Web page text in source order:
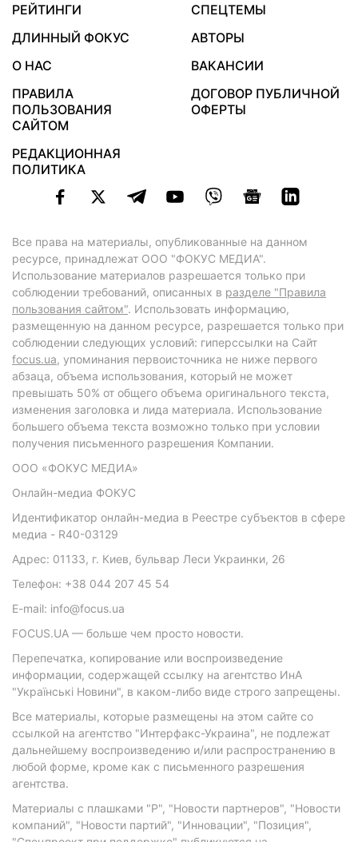
РЕЙТИНГИ
СПЕЦТЕМЫ
ДЛИННЫЙ ФОКУС
АВТОРЫ
О НАС
ВАКАНСИИ
ПРАВИЛА
ПОЛЬЗОВАНИЯ
САЙТОМ
ДОГОВОР ПУБЛИЧНОЙ
ОФЕРТЫ
РЕДАКЦИОННАЯ
ПОЛИТИКА
Все права на материалы, опубликованные на данном
ресурсе, принадлежат ООО "ФОКУС МЕДИА".
Использование материалов разрешается только при
соблюдении требований, описанных в разделе "Правила
пользования сайтом". Использовать информацию,
размещенную на данном ресурсе, разрешается только при
соблюдении следующих условий: гиперссылки на Сайт
focus.ua, упоминания первоисточника не ниже первого
абзаца, объема использования, который не может
превышать 50% от общего объема оригинального текста,
изменения заголовка и лида материала. Использование
большего объема текста возможно только при условии
получения письменного разрешения Компании.
ООО «ФОКУС МЕДИА»
Онлайн-медиа ФОКУС
Идентификатор онлайн-медиа в Реестре субъектов в сфере
медиа - R40-03129
Адрес: 01133, г. Киев, бульвар Леси Украинки, 26
Телефон: +38 044 207 45 54
E-mail: info@focus.ua
FOCUS.UA — больше чем просто новости.
Перепечатка, копирование или воспроизведение
информации, содержащей ссылку на агентство ИнА
"Українські Новини", в каком-либо виде строго запрещены.
Все материалы, которые размещены на этом сайте со
ссылкой на агентство "Интерфакс-Украина", не подлежат
дальнейшему воспроизведению и/или распространению в
любой форме, кроме как с письменного разрешения
агентства.
Материалы с плашками "Р", "Новости партнеров", "Новости
компаний", "Новости партий", "Инновации", "Позиция",